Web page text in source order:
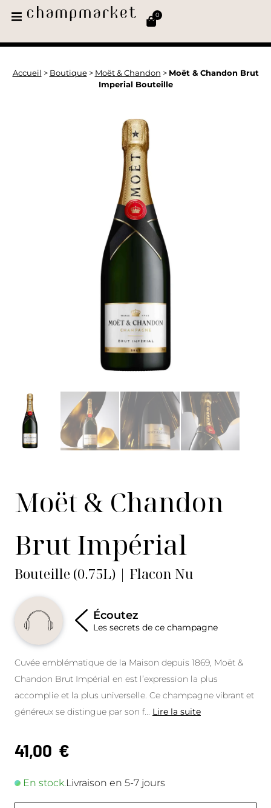
0
Accueil > Boutique> Moët & Chandon > Moët & Chandon Brut
Imperial Bouteille
Moët & Chandon
Brut Impérial
Bouteille (0.75L) | Flacon Nu
Écoutez
Les secrets de ce champagne
Cuvée emblématique de la Maison depuis 1869, Moët &
Chandon Brut Impérial en est l’expression la plus
accomplie et la plus universelle. Ce champagne vibrant et
généreux se distingue par son f... Lire la suite
41,00 €
En stock.Livraison en 5-7 jours